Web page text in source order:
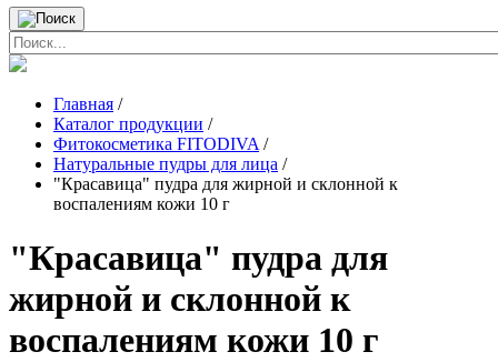
Главная /
Каталог продукции /
Фитокосметика FITODIVA /
Натуральные пудры для лица /
"Красавица" пудра для жирной и склонной к
воспалениям кожи 10 г
"Красавица" пудра для
жирной и склонной к
воспалениям кожи 10 г